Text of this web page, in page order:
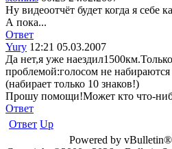
Ну видеоотчёт будет когда я
А пока...
Ответ
Yury 12:21 05.03.2007
Да нет,я уже
проблемой:голосом не
(набирает только 10 знаков!)
Прошу помощи!Может кто что-
Ответ
Ответ Up
Powered by